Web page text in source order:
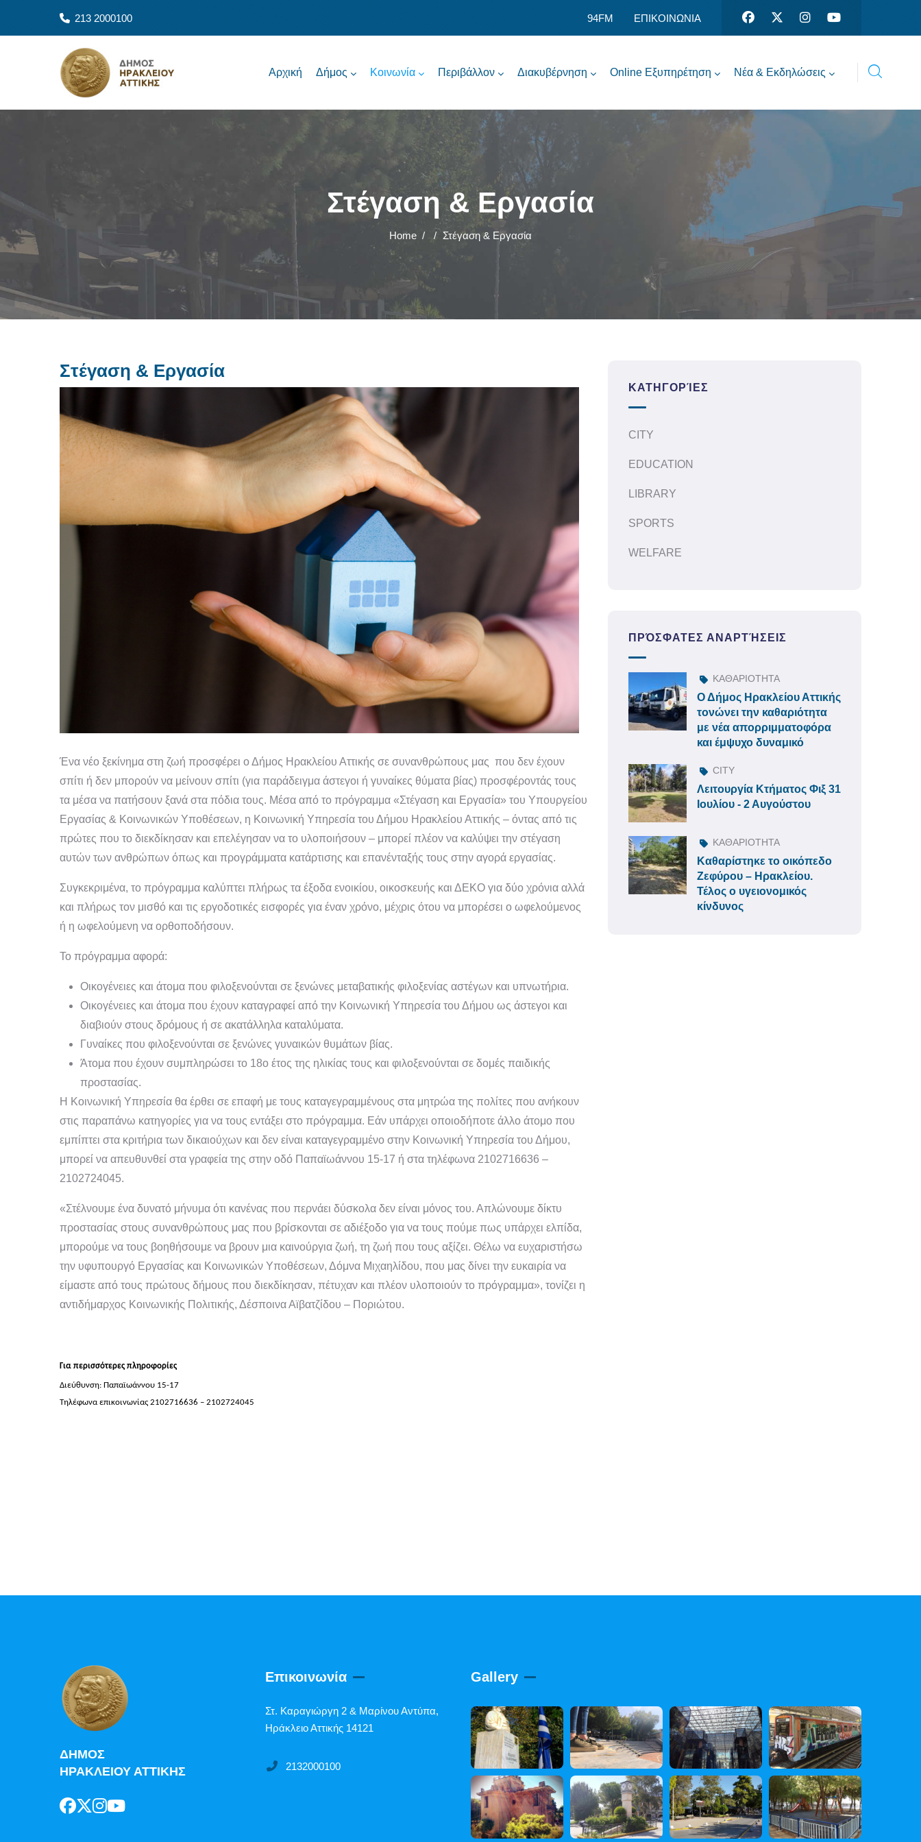
213 2000100 94FM ΕΠΙΚΟΙΝΩΝΙΑ
Αρχική Δήμος Κοινωνία Περιβάλλον Διακυβέρνηση Online Εξυπηρέτηση Νέα & Εκδηλώσεις
Στέγαση & Εργασία
Home / / Στέγαση & Εργασία
Στέγαση & Εργασία
Ένα νέο ξεκίνημα στη ζωή προσφέρει ο Δήμος Ηρακλείου Αττικής σε συνανθρώπους μας που δεν έχουν
σπίτι ή δεν μπορούν να μείνουν σπίτι (για παράδειγμα άστεγοι ή γυναίκες θύματα βίας) προσφέροντάς τους
τα μέσα να πατήσουν ξανά στα πόδια τους. Μέσα από το πρόγραμμα «Στέγαση και Εργασία» του Υπουργείου
Εργασίας & Κοινωνικών Υποθέσεων, η Κοινωνική Υπηρεσία του Δήμου Ηρακλείου Αττικής – όντας από τις
πρώτες που το διεκδίκησαν και επελέγησαν να το υλοποιήσουν – μπορεί πλέον να καλύψει την στέγαση
αυτών των ανθρώπων όπως και προγράμματα κατάρτισης και επανένταξής τους στην αγορά εργασίας.
Συγκεκριμένα, το πρόγραμμα καλύπτει πλήρως τα έξοδα ενοικίου, οικοσκευής και ΔΕΚΟ για δύο χρόνια αλλά
και πλήρως τον μισθό και τις εργοδοτικές εισφορές για έναν χρόνο, μέχρις ότου να μπορέσει ο ωφελούμενος
ή η ωφελούμενη να ορθοποδήσουν.
Το πρόγραμμα αφορά:
Οικογένειες και άτομα που φιλοξενούνται σε ξενώνες μεταβατικής φιλοξενίας αστέγων και υπνωτήρια.
Οικογένειες και άτομα που έχουν καταγραφεί από την Κοινωνική Υπηρεσία του Δήμου ως άστεγοι και
διαβιούν στους δρόμους ή σε ακατάλληλα καταλύματα.
Γυναίκες που φιλοξενούνται σε ξενώνες γυναικών θυμάτων βίας.
Άτομα που έχουν συμπληρώσει το 18ο έτος της ηλικίας τους και φιλοξενούνται σε δομές παιδικής
προστασίας.
Η Κοινωνική Υπηρεσία θα έρθει σε επαφή με τους καταγεγραμμένους στα μητρώα της πολίτες που ανήκουν
στις παραπάνω κατηγορίες για να τους εντάξει στο πρόγραμμα. Εάν υπάρχει οποιοδήποτε άλλο άτομο που
εμπίπτει στα κριτήρια των δικαιούχων και δεν είναι καταγεγραμμένο στην Κοινωνική Υπηρεσία του Δήμου,
μπορεί να απευθυνθεί στα γραφεία της στην οδό Παπαϊωάννου 15-17 ή στα τηλέφωνα 2102716636 –
2102724045.
«Στέλνουμε ένα δυνατό μήνυμα ότι κανένας που περνάει δύσκολα δεν είναι μόνος του. Απλώνουμε δίκτυ
προστασίας στους συνανθρώπους μας που βρίσκονται σε αδιέξοδο για να τους πούμε πως υπάρχει ελπίδα,
μπορούμε να τους βοηθήσουμε να βρουν μια καινούργια ζωή, τη ζωή που τους αξίζει. Θέλω να ευχαριστήσω
την υφυπουργό Εργασίας και Κοινωνικών Υποθέσεων, Δόμνα Μιχαηλίδου, που μας δίνει την ευκαιρία να
είμαστε από τους πρώτους δήμους που διεκδίκησαν, πέτυχαν και πλέον υλοποιούν το πρόγραμμα», τονίζει η
αντιδήμαρχος Κοινωνικής Πολιτικής, Δέσποινα Αϊβατζίδου – Ποριώτου.
Για περισσότερες πληροφορίες
Διεύθυνση: Παπαϊωάννου 15-17
Τηλέφωνα επικοινωνίας 2102716636 – 2102724045
ΚΑΤΗΓΟΡΊΕΣ
CITY
EDUCATION
LIBRARY
SPORTS
WELFARE
ΠΡΌΣΦΑΤΕΣ ΑΝΑΡΤΉΣΕΙΣ
ΚΑΘΑΡΙΟΤΗΤΑ
Ο Δήμος Ηρακλείου Αττικής
τονώνει την καθαριότητα
με νέα απορριμματοφόρα
και έμψυχο δυναμικό
CITY
Λειτουργία Κτήματος Φιξ 31
Ιουλίου - 2 Αυγούστου
ΚΑΘΑΡΙΟΤΗΤΑ
Καθαρίστηκε το οικόπεδο
Ζεφύρου – Ηρακλείου.
Τέλος ο υγειονομικός
κίνδυνος
ΔΗΜΟΣ
ΗΡΑΚΛΕΙΟΥ ΑΤΤΙΚΗΣ
Επικοινωνία
Στ. Καραγιώργη 2 & Μαρίνου Αντύπα,
Ηράκλειο Αττικής 14121
2132000100
Gallery